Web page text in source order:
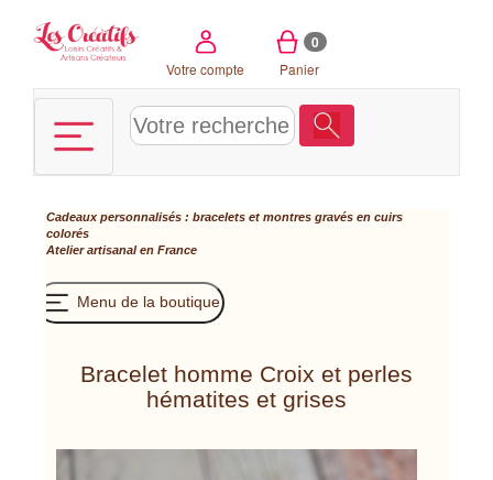
Votre compte
0
Panier
Cadeaux personnalisés : bracelets et montres gravés en cuirs
colorés
Atelier artisanal en France
Menu de la boutique
Bracelet homme Croix et perles
hématites et grises